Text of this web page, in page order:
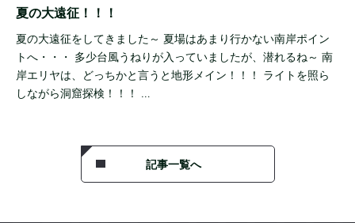
夏の大遠征！！！
夏の大遠征をしてきました～ 夏場はあまり行かない南岸ポイン
トへ・・・ 多少台風うねりが入っていましたが、潜れるね～ 南
岸エリヤは、どっちかと言うと地形メイン！！！ ライトを照ら
しながら洞窟探検！！！ …
記事一覧へ